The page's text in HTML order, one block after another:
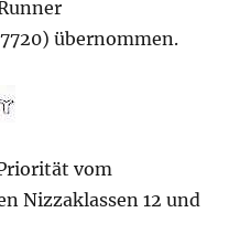
übernommen.
vom
Nizzaklassen 12 und